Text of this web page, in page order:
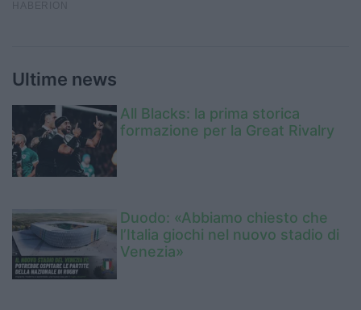
Ultime news
All Blacks: la prima storica
formazione per la Great Rivalry
Duodo: «Abbiamo chiesto che
l’Italia giochi nel nuovo stadio di
Venezia»